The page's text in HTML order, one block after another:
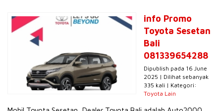
info Promo
Toyota Sesetan
Bali
081339654288
Dipublish pada 16 June
2025 | Dilihat sebanyak
335 kali | Kategori:
Toyota Lain